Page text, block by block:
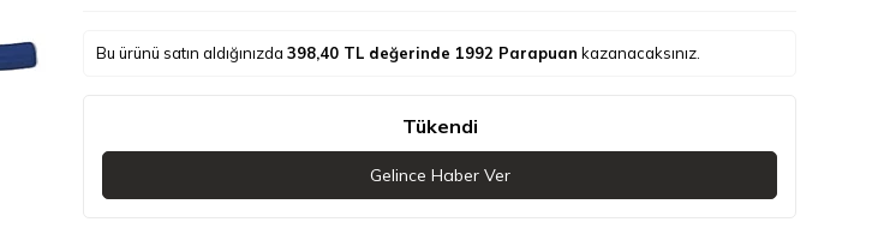
Bu ürünü satın aldığınızda 398,40 TL değerinde 1992 Parapuan kazanacaksınız.
Tükendi
Gelince Haber Ver